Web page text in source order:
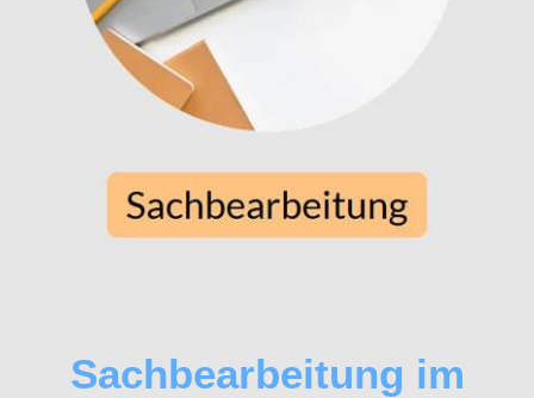
Sachbearbeitung im